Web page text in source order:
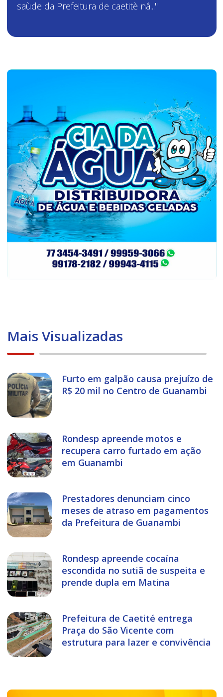
saùde da Prefeitura de caetitè nâ..."
Mais Visualizadas
Furto em galpão causa prejuízo de
R$ 20 mil no Centro de Guanambi
Rondesp apreende motos e
recupera carro furtado em ação
em Guanambi
Prestadores denunciam cinco
meses de atraso em pagamentos
da Prefeitura de Guanambi
Rondesp apreende cocaína
escondida no sutiã de suspeita e
prende dupla em Matina
Prefeitura de Caetité entrega
Praça do São Vicente com
estrutura para lazer e convivência